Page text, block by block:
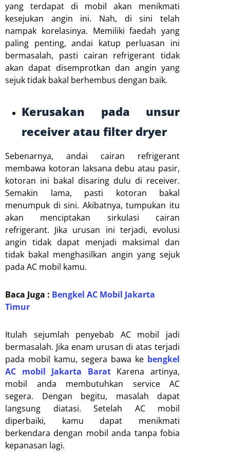
yang terdapat di mobil akan menikmati
kesejukan angin ini. Nah, di sini telah
nampak korelasinya. Memiliki faedah yang
paling penting, andai katup perluasan ini
bermasalah, pasti cairan refrigerant tidak
akan dapat disemprotkan dan angin yang
sejuk tidak bakal berhembus dengan baik.
Kerusakan pada unsur
receiver atau filter dryer
Sebenarnya, andai cairan refrigerant
membawa kotoran laksana debu atau pasir,
kotoran ini bakal disaring dulu di receiver.
Semakin lama, pasti kotoran bakal
menumpuk di sini. Akibatnya, tumpukan itu
akan menciptakan sirkulasi cairan
refrigerant. Jika urusan ini terjadi, evolusi
angin tidak dapat menjadi maksimal dan
tidak bakal menghasilkan angin yang sejuk
pada AC mobil kamu.
Baca Juga : Bengkel AC Mobil Jakarta
Timur
Itulah sejumlah penyebab AC mobil jadi
bermasalah. Jika enam urusan di atas terjadi
pada mobil kamu, segera bawa ke bengkel
AC mobil Jakarta BaratKarena artinya,
mobil anda membutuhkan service AC
segera. Dengan begitu, masalah dapat
langsung diatasi. Setelah AC mobil
diperbaiki, kamu dapat menikmati
berkendara dengan mobil anda tanpa fobia
kepanasan lagi.